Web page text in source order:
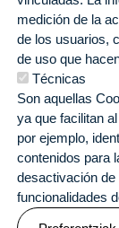
medición de la
de los usuarios,
de uso que
Técnicas
Son aquellas
ya que facilitan
por ejemplo,
contenidos para
desactivación
funcionalidades